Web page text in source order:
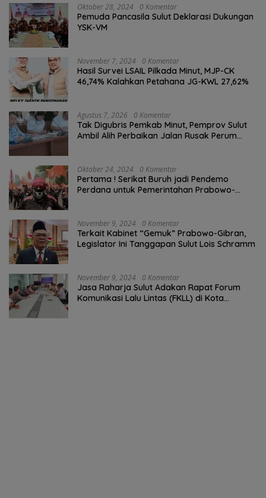
Oktober 28, 2024 0 Komentar
Pemuda Pancasila Sulut Deklarasi Dukungan
YSK-VM
November 7, 2024 0 Komentar
Hasil Survei LSAIL Pilkada Minut, MJP-CK
46,74% Kalahkan Petahana JG-KWL 27,62%
Agustus 7, 2026 0 Komentar
Tak Digubris Pemkab Minut, Pemprov Sulut
Ambil Alih Perbaikan Jalan Rusak Perum
Oktober 24, 2024 0 Komentar
Pertama ! Serikat Buruh jadi Pendemo
Perdana untuk Pemerintahan Prabowo-
November 9, 2024 0 Komentar
Terkait Kabinet “Gemuk” Prabowo-Gibran,
Legislator Ini Tanggapan Sulut Lois Schramm
November 9, 2024 0 Komentar
Jasa Raharja Sulut Adakan Rapat Forum
Komunikasi Lalu Lintas (FKLL) di Kota